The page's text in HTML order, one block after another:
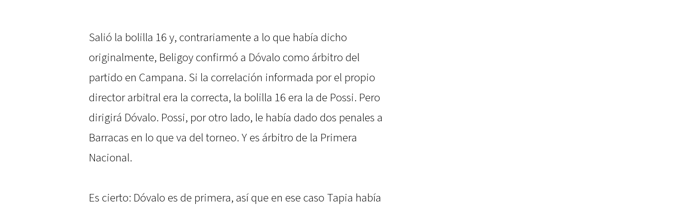
Salió la bolilla 16 y, contrariamente a lo que había dicho
originalmente, Beligoy confirmó a Dóvalo como árbitro del
partido en Campana. Si la correlación informada por el propio
director arbitral era la correcta, la bolilla 16 era la de Possi. Pero
dirigirá Dóvalo. Possi, por otro lado, le había dado dos penales a
Barracas en lo que va del torneo. Y es árbitro de la Primera
Nacional.
Es cierto: Dóvalo es de primera, así que en ese caso Tapia había